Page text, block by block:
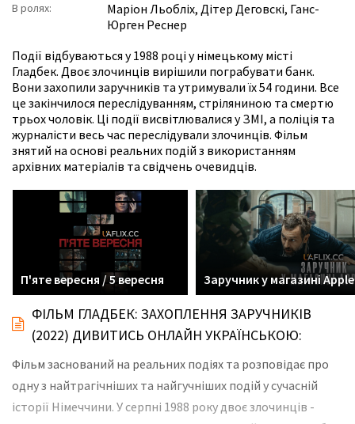
В ролях: Маріон Льобліх, Дітер Деговскі, Ганс-
Юрген Реснер
Події відбуваються у 1988 році у німецькому місті
Гладбек. Двоє злочинців вирішили пограбувати банк.
Вони захопили заручників та утримували їх 54 години. Все
це закінчилося переслідуванням, стріляниною та смертю
трьох чоловік. Ці події висвітлювалися у ЗМІ, а поліція та
журналісти весь час переслідували злочинців. Фільм
знятий на основі реальних подій з використанням
архівних матеріалів та свідчень очевидців.
П'яте вересня / 5 вересня Заручник у магазині Apple
ФІЛЬМ ГЛАДБЕК: ЗАХОПЛЕННЯ ЗАРУЧНИКІВ
(2022) ДИВИТИСЬ ОНЛАЙН УКРАЇНСЬКОЮ:
Фільм заснований на реальних подіях та розповідає про
одну з найтрагічніших та найгучніших подій у сучасній
історії Німеччини. У серпні 1988 року двоє злочинців -